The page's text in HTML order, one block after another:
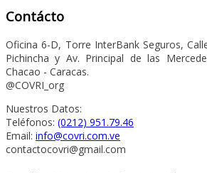
Contácto
Oficina 6-D, Torre InterBank Seguros,
Pichincha y Av. Principal de las
Chacao - Caracas.
@COVRI_org
Nuestros Datos:
Teléfonos: (0212) 951.79.46
Email: info@covri.com.ve
contactocovri@gmail.com